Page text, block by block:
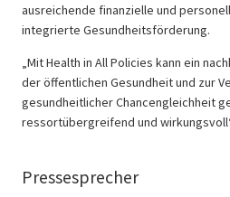
ausreichende finanzielle und
integrierte Gesundheitsförderung.
„Mit Health in All Policies kann ein
der öffentlichen Gesundheit und zur
gesundheitlicher Chancengleichheit
ressortübergreifend und
Pressesprecher